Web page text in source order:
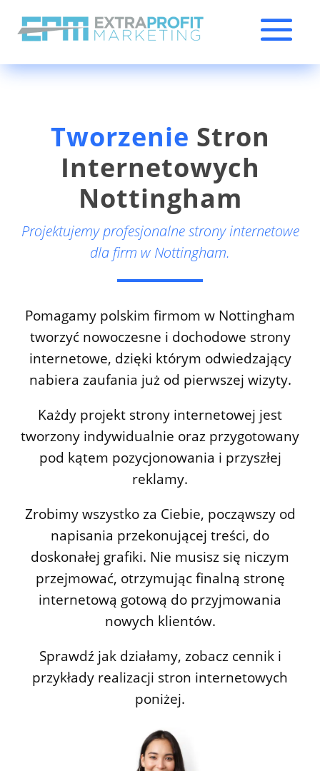
Tworzenie Stron
Internetowych
Nottingham
Projektujemy profesjonalne strony internetowe
dla firm w Nottingham.
Pomagamy polskim firmom w Nottingham
tworzyć nowoczesne i dochodowe strony
internetowe, dzięki którym odwiedzający
nabiera zaufania już od pierwszej wizyty.
Każdy projekt strony internetowej jest
tworzony indywidualnie oraz przygotowany
pod kątem pozycjonowania i przyszłej
reklamy.
Zrobimy wszystko za Ciebie, począwszy od
napisania przekonującej treści, do
doskonałej grafiki. Nie musisz się niczym
przejmować, otrzymując finalną stronę
internetową gotową do przyjmowania
nowych klientów.
Sprawdź jak działamy, zobacz cennik i
przykłady realizacji stron internetowych
poniżej.